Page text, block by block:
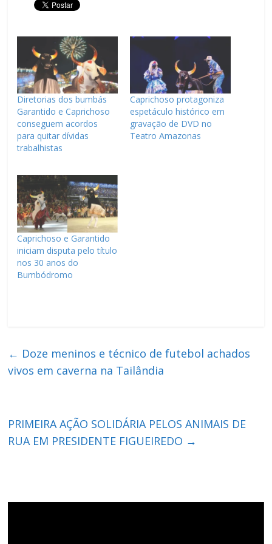
Diretorias dos bumbás
Garantido e Caprichoso
conseguem acordos
para quitar dívidas
trabalhistas
Caprichoso protagoniza
espetáculo histórico em
gravação de DVD no
Teatro Amazonas
Caprichoso e Garantido
iniciam disputa pelo título
nos 30 anos do
Bumbódromo
← Doze meninos e técnico de futebol achados
vivos em caverna na Tailândia
PRIMEIRA AÇÃO SOLIDÁRIA PELOS ANIMAIS DE
RUA EM PRESIDENTE FIGUEIREDO →